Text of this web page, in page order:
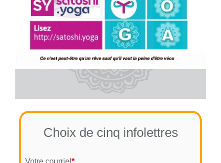
Choix de cinq infolettres
Votre courriel *